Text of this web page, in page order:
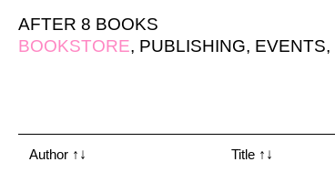
AFTER 8 BOOKS
BOOKSTORE, PUBLISHING, EVENTS,
Author ↑↓ Title ↑↓